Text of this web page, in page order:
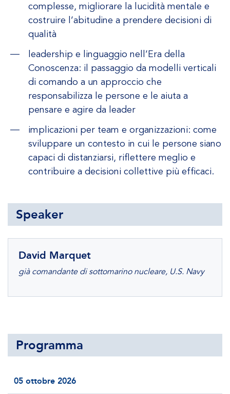
complesse, migliorare la lucidità mentale e
costruire l’abitudine a prendere decisioni di
qualità
leadership e linguaggio nell’Era della
Conoscenza: il passaggio da modelli verticali
di comando a un approccio che
responsabilizza le persone e le aiuta a
pensare e agire da leader
implicazioni per team e organizzazioni: come
sviluppare un contesto in cui le persone siano
capaci di distanziarsi, riflettere meglio e
contribuire a decisioni collettive più efficaci.
Speaker
David Marquet
già comandante di sottomarino nucleare, U.S. Navy
Programma
05 ottobre 2026